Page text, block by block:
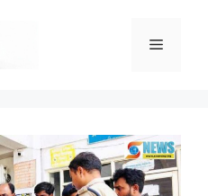
Menu